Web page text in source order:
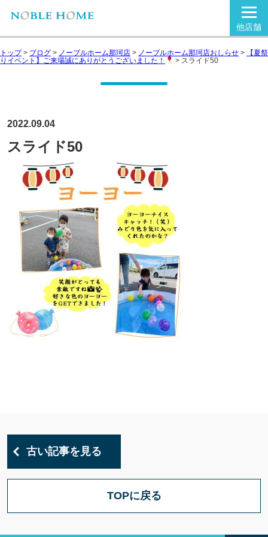
他店舗
トップ> ブログ > ノーブルホーム那珂店 > ノーブルホーム那珂店おしらせ >
【夏祭
りイベント】ご来場誠にありがとうございました！
> スライド50
2022.09.04
スライド50
古い記事を見る
TOPに戻る